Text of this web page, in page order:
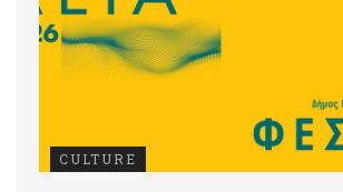
CULTURE